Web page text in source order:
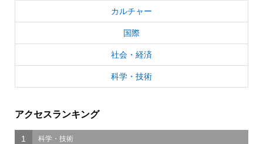
カルチャー
国際
社会・経済
科学・技術
アクセスランキング
1 科学・技術